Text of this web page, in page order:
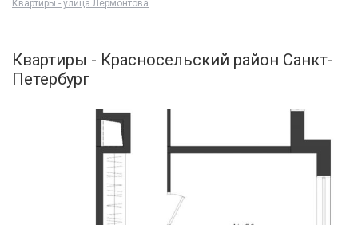
Квартиры - улица Лермонтова
Квартиры - Красносельский район Санкт-
Петербург